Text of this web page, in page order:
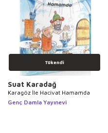
Tükendi
Suat Karadağ
Karagöz İle Hacivat Hamamda
Genç Damla Yayınevi